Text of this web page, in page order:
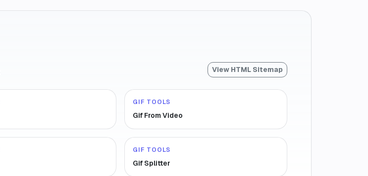
View HTML Sitemap
GIF TOOLS
Gif From Video
GIF TOOLS
Gif Splitter